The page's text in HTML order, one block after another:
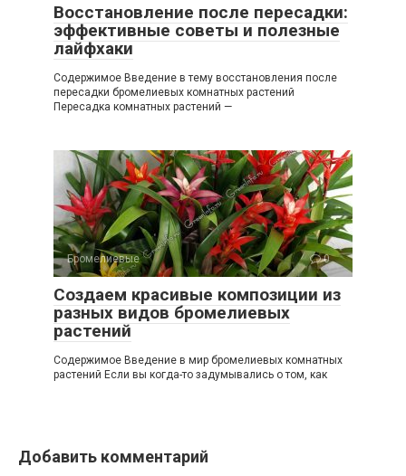
Восстановление после пересадки:
эффективные советы и полезные
лайфхаки
Содержимое Введение в тему восстановления после
пересадки бромелиевых комнатных растений
Пересадка комнатных растений —
Бромелиевые 0
Создаем красивые композиции из
разных видов бромелиевых
растений
Содержимое Введение в мир бромелиевых комнатных
растений Если вы когда-то задумывались о том, как
Добавить комментарий